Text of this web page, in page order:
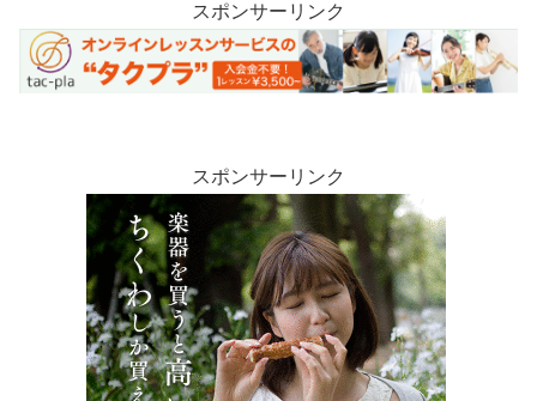
スポンサーリンク
スポンサーリンク